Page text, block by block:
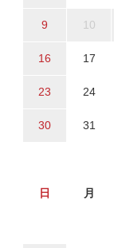
9 10
16 17
23 24
30 31
日 月